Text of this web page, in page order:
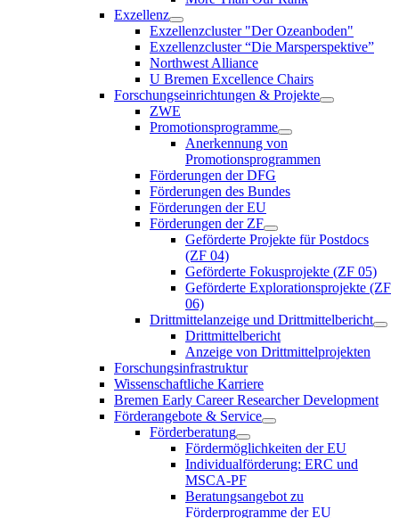
Exzellenz
Exzellenzcluster "Der Ozeanboden"
Exzellenzcluster “Die Marsperspektive”
Northwest Alliance
U Bremen Excellence Chairs
Forschungseinrichtungen & Projekte
ZWE
Promotionsprogramme
Anerkennung von
Promotionsprogrammen
Förderungen der DFG
Förderungen des Bundes
Förderungen der EU
Förderungen der ZF
Geförderte Projekte für Postdocs
(ZF 04)
Geförderte Fokusprojekte (ZF 05)
Geförderte Explorationsprojekte (ZF
06)
Drittmittelanzeige und Drittmittelbericht
Drittmittelbericht
Anzeige von Drittmittelprojekten
Forschungsinfrastruktur
Wissenschaftliche Karriere
Bremen Early Career Researcher Development
Förderangebote & Service
Förderberatung
Fördermöglichkeiten der EU
Individualförderung: ERC und
MSCA-PF
Beratungsangebot zu
Förderprogramme der EU